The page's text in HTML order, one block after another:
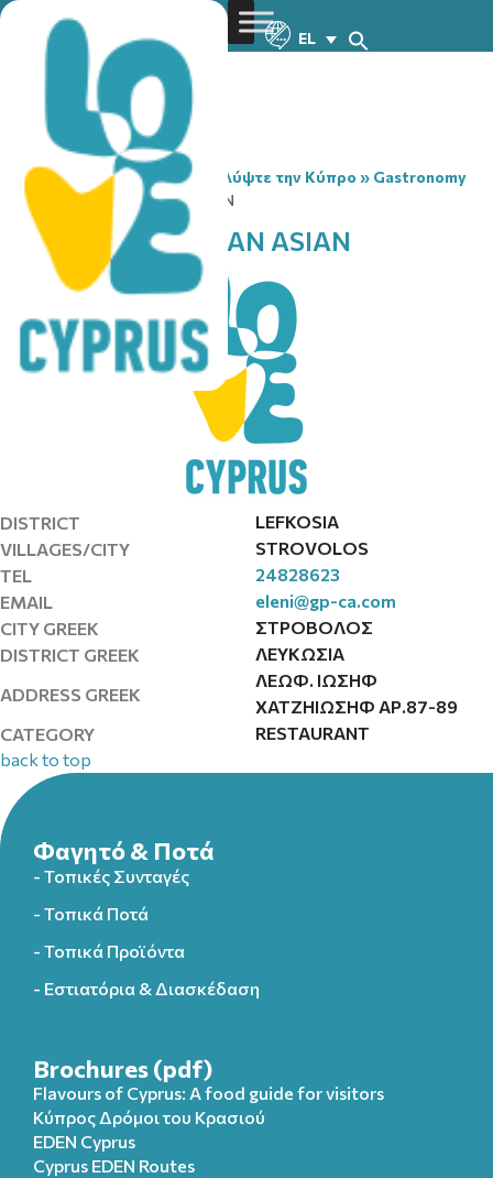
EL
You are here:Home» Ανακαλύψτε την Κύπρο » Gastronomy
» UMAMI SUSHI & PAN ASIAN
UMAMI SUSHI & PAN ASIAN
DISTRICT
LEFKOSIA
VILLAGES/CITY
STROVOLOS
TEL
24828623
EMAIL
eleni@gp-ca.com
CITY GREEK
ΣΤΡΟΒΟΛΟΣ
DISTRICT GREEK
ΛΕΥΚΩΣΙΑ
ADDRESS GREEK
ΛΕΩΦ. ΙΩΣΗΦ
ΧΑΤΖΗΙΩΣΗΦ ΑΡ.87-89
CATEGORY
RESTAURANT
back to top
Φαγητό & Ποτά
- Τοπικές Συνταγές
- Τοπικά Ποτά
- Τοπικά Προϊόντα
- Εστιατόρια & Διασκέδαση
Brochures (pdf)
Flavours of Cyprus: A food guide for visitors
Κύπρος Δρόμοι του Κρασιού
EDEN Cyprus
Cyprus EDEN Routes